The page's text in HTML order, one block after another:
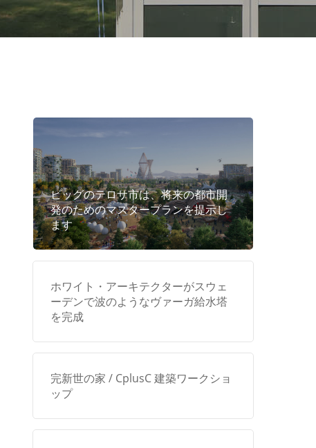
ビッグのテロサ市は、将来の都市開
発のためのマスタープランを提示し
ます
ホワイト・アーキテクターがスウェ
ーデンで波のようなヴァーガ給水塔
を完成
完新世の家 / CplusC 建築ワークショ
ップ